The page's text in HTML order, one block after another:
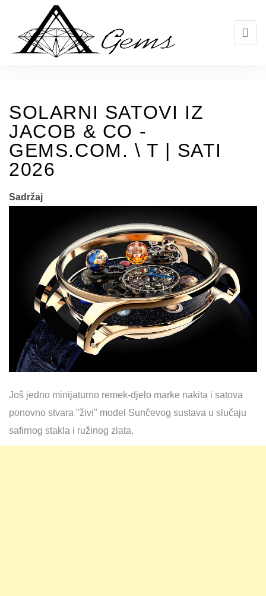
SOLARNI SATOVI IZ
JACOB & CO -
GEMS.COM. \ T | SATI
2026
Sadržaj
Još jedno minijaturno remek-djelo marke nakita i satova
ponovno stvara "živi" model Sunčevog sustava u slučaju
safirnog stakla i ružinog zlata.